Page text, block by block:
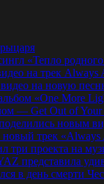
«Тепло
на трек Always
на новую
«One More
— Get Out of
новым
новый трек «Always
три проекта на
представила
в день смерти